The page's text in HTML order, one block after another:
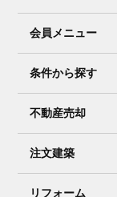
会員メニュー
条件から探す
不動産売却
注文建築
リフォーム